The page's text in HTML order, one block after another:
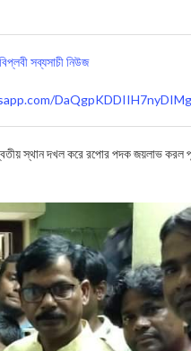
বিপ্লবী সব্যসাচী নিউজ
স্থান দখল করে রপোর পদক জয়লাভ করল